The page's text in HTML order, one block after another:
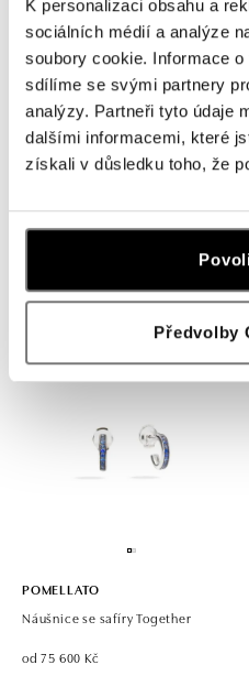
K personalizaci obsahu a
sociálních médií a analýze
soubory cookie. Informace
sdílíme se svými partnery
analýzy. Partneři tyto údaje
dalšími informacemi, které
získali v důsledku toho, že
Předvolby
POMELLATO
od 118 800 Kč
POMELLATO
Náušnice se safíry Together
od 75 600 Kč